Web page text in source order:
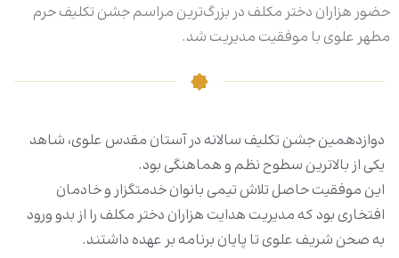
حضور هزاران دختر مکلف در بزرگ‌ترین مراسم جشن تکلیف حرم
مطهر علوی با موفقیت مدیریت شد.
دوازدهمین جشن تکلیف سالانه در آستان مقدس علوی، شاهد
یکی از بالاترین سطوح نظم و هماهنگی بود.
این موفقیت حاصل تلاش تیمی بانوان خدمتگزار و خادمان
افتخاری بود که مدیریت هدایت هزاران دختر مکلف را از بدو ورود
به صحن شریف علوی تا پایان برنامه بر عهده داشتند.